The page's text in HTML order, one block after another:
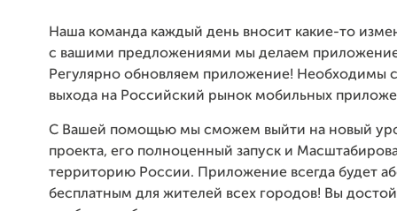
Наша команда каждый день вносит какие-то
с вашими предложениями мы делаем
Регулярно обновляем приложение! Необходимы
выхода на Российский рынок мобильных
С Вашей помощью мы сможем выйти на новый
проекта, его полноценный запуск и
территорию России. Приложение всегда будет
бесплатным для жителей всех городов! Вы